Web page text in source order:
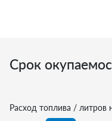
Срок
Расход топлива / литров